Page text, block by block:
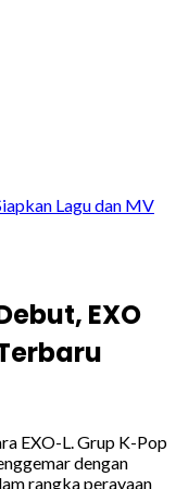
Lagu dan MV
EXO
EXO-L. Grup K-Pop
dengan
rangka perayaan